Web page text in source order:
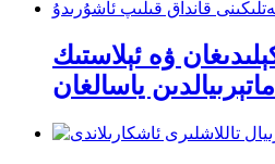
ۋە ئېلاستىك